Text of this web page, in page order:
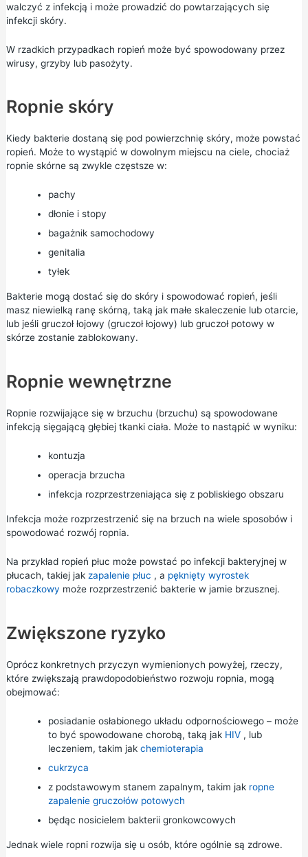
walczyć z infekcją i może prowadzić do powtarzających się
infekcji skóry.
W rzadkich przypadkach ropień może być spowodowany przez
wirusy, grzyby lub pasożyty.
Ropnie skóry
Kiedy bakterie dostaną się pod powierzchnię skóry, może powstać
ropień. Może to wystąpić w dowolnym miejscu na ciele, chociaż
ropnie skórne są zwykle częstsze w:
pachy
dłonie i stopy
bagażnik samochodowy
genitalia
tyłek
Bakterie mogą dostać się do skóry i spowodować ropień, jeśli
masz niewielką ranę skórną, taką jak małe skaleczenie lub otarcie,
lub jeśli gruczoł łojowy (gruczoł łojowy) lub gruczoł potowy w
skórze zostanie zablokowany.
Ropnie wewnętrzne
Ropnie rozwijające się w brzuchu (brzuchu) są spowodowane
infekcją sięgającą głębiej tkanki ciała. Może to nastąpić w wyniku:
kontuzja
operacja brzucha
infekcja rozprzestrzeniająca się z pobliskiego obszaru
Infekcja może rozprzestrzenić się na brzuch na wiele sposobów i
spowodować rozwój ropnia.
Na przykład ropień płuc może powstać po infekcji bakteryjnej w
płucach, takiej jak zapalenie płuc , a pęknięty wyrostek
robaczkowy może rozprzestrzenić bakterie w jamie brzusznej.
Zwiększone ryzyko
Oprócz konkretnych przyczyn wymienionych powyżej, rzeczy,
które zwiększają prawdopodobieństwo rozwoju ropnia, mogą
obejmować:
posiadanie osłabionego układu odpornościowego – może
to być spowodowane chorobą, taką jak HIV, lub
leczeniem, takim jak chemioterapia
cukrzyca
z podstawowym stanem zapalnym, takim jak ropne
zapalenie gruczołów potowych
będąc nosicielem bakterii gronkowcowych
Jednak wiele ropni rozwija się u osób, które ogólnie są zdrowe.